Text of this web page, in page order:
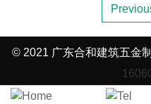
© 2021 广东合和建筑五金